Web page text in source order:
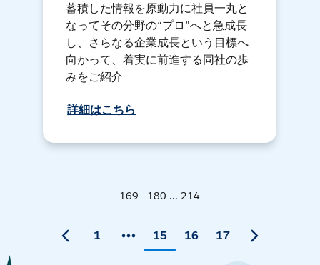
蓄積した情報を原動力に社員一丸と
なってその分野の“プロ”へと急成長
し、さらなる企業成長という目標へ
向かって、着実に前進する同社の歩
みをご紹介
詳細はこちら
169 - 180 ... 214
1 15 16 17